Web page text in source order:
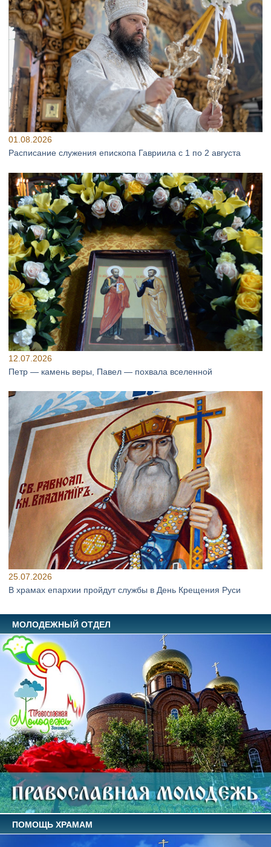
01.08.2026
Расписание служения епископа Гавриила с 1 по 2 августа
12.07.2026
Петр — камень веры, Павел — похвала вселенной
25.07.2026
В храмах епархии пройдут службы в День Крещения Руси
МОЛОДЕЖНЫЙ ОТДЕЛ
ПОМОЩЬ ХРАМАМ